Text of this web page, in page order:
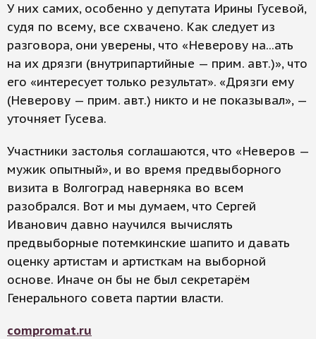
У них самих, особенно у депутата Ирины Гусевой,
судя по всему, все схвачено. Как следует из
разговора, они уверены, что «Неверову на...ать
на их дрязги (внутрипартийные — прим. авт.)», что
его «интересует только результат». «Дрязги ему
(Неверову — прим. авт.) никто и не показывал», —
уточняет Гусева.
Участники застолья соглашаются, что «Неверов —
мужик опытный», и во время предвыборного
визита в Волгоград наверняка во всем
разобрался. Вот и мы думаем, что Сергей
Иванович давно научился вычислять
предвыборные потемкинские шапито и давать
оценку артистам и артисткам на выборной
основе. Иначе он бы не был секретарём
Генерального совета партии власти.
compromat.ru